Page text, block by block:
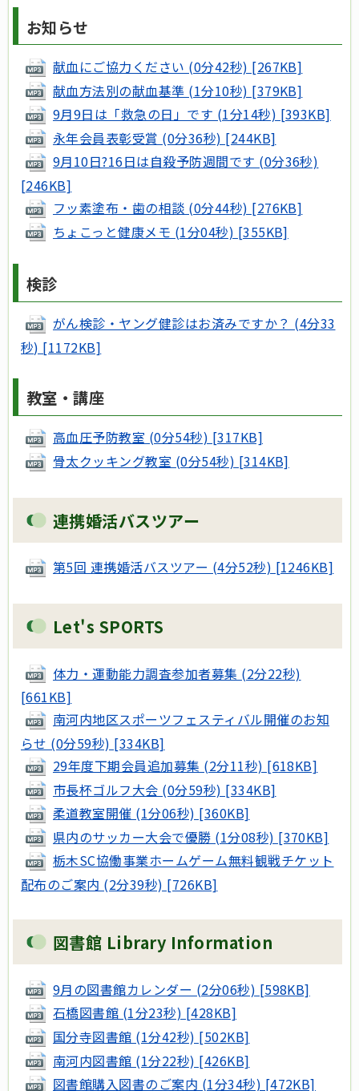
お知らせ
献血にご協力ください (0分42秒) [267KB]
献血方法別の献血基準 (1分10秒) [379KB]
9月9日は「救急の日」です (1分14秒) [393KB]
永年会員表彰受賞 (0分36秒) [244KB]
9月10日?16日は自殺予防週間です (0分36秒)
[246KB]
フッ素塗布・歯の相談 (0分44秒) [276KB]
ちょこっと健康メモ (1分04秒) [355KB]
検診
がん検診・ヤング健診はお済みですか？ (4分33
秒) [1172KB]
教室・講座
高血圧予防教室 (0分54秒) [317KB]
骨太クッキング教室 (0分54秒) [314KB]
連携婚活バスツアー
第5回 連携婚活バスツアー (4分52秒) [1246KB]
Let's SPORTS
体力・運動能力調査参加者募集 (2分22秒)
[661KB]
南河内地区スポーツフェスティバル開催のお知
らせ (0分59秒) [334KB]
29年度下期会員追加募集 (2分11秒) [618KB]
市長杯ゴルフ大会 (0分59秒) [334KB]
柔道教室開催 (1分06秒) [360KB]
県内のサッカー大会で優勝 (1分08秒) [370KB]
栃木SC協働事業ホームゲーム無料観戦チケット
配布のご案内 (2分39秒) [726KB]
図書館 Library Information
9月の図書館カレンダー (2分06秒) [598KB]
石橋図書館 (1分23秒) [428KB]
国分寺図書館 (1分42秒) [502KB]
南河内図書館 (1分22秒) [426KB]
図書館購入図書のご案内 (1分34秒) [472KB]